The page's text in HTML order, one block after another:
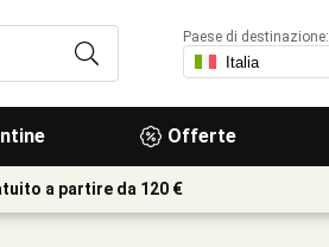
Offerte
Paese di destinazione:
a partire da 120 €